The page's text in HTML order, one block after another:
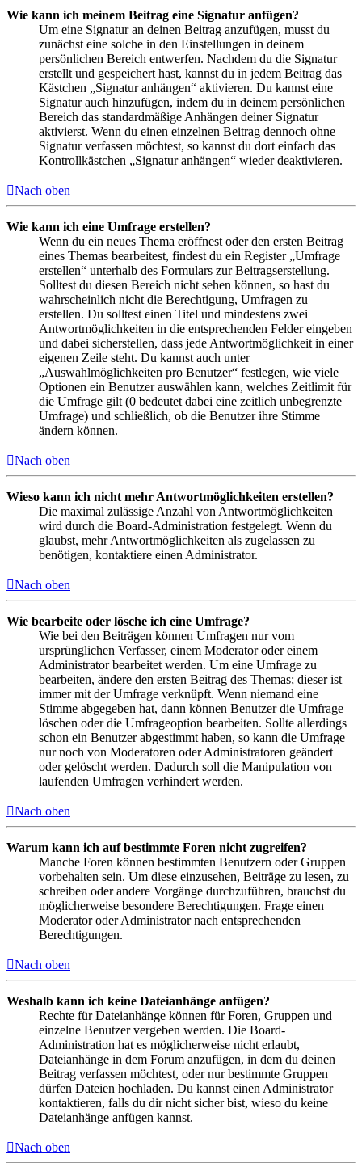
Wie kann ich meinem Beitrag eine Signatur anfügen?
Um eine Signatur an deinen Beitrag anzufügen, musst du
zunächst eine solche in den Einstellungen in deinem
persönlichen Bereich entwerfen. Nachdem du die Signatur
erstellt und gespeichert hast, kannst du in jedem Beitrag das
Kästchen „Signatur anhängen“ aktivieren. Du kannst eine
Signatur auch hinzufügen, indem du in deinem persönlichen
Bereich das standardmäßige Anhängen deiner Signatur
aktivierst. Wenn du einen einzelnen Beitrag dennoch ohne
Signatur verfassen möchtest, so kannst du dort einfach das
Kontrollkästchen „Signatur anhängen“ wieder deaktivieren.
Nach oben
Wie kann ich eine Umfrage erstellen?
Wenn du ein neues Thema eröffnest oder den ersten Beitrag
eines Themas bearbeitest, findest du ein Register „Umfrage
erstellen“ unterhalb des Formulars zur Beitragserstellung.
Solltest du diesen Bereich nicht sehen können, so hast du
wahrscheinlich nicht die Berechtigung, Umfragen zu
erstellen. Du solltest einen Titel und mindestens zwei
Antwortmöglichkeiten in die entsprechenden Felder eingeben
und dabei sicherstellen, dass jede Antwortmöglichkeit in einer
eigenen Zeile steht. Du kannst auch unter
„Auswahlmöglichkeiten pro Benutzer“ festlegen, wie viele
Optionen ein Benutzer auswählen kann, welches Zeitlimit für
die Umfrage gilt (0 bedeutet dabei eine zeitlich unbegrenzte
Umfrage) und schließlich, ob die Benutzer ihre Stimme
ändern können.
Nach oben
Wieso kann ich nicht mehr Antwortmöglichkeiten erstellen?
Die maximal zulässige Anzahl von Antwortmöglichkeiten
wird durch die Board-Administration festgelegt. Wenn du
glaubst, mehr Antwortmöglichkeiten als zugelassen zu
benötigen, kontaktiere einen Administrator.
Nach oben
Wie bearbeite oder lösche ich eine Umfrage?
Wie bei den Beiträgen können Umfragen nur vom
ursprünglichen Verfasser, einem Moderator oder einem
Administrator bearbeitet werden. Um eine Umfrage zu
bearbeiten, ändere den ersten Beitrag des Themas; dieser ist
immer mit der Umfrage verknüpft. Wenn niemand eine
Stimme abgegeben hat, dann können Benutzer die Umfrage
löschen oder die Umfrageoption bearbeiten. Sollte allerdings
schon ein Benutzer abgestimmt haben, so kann die Umfrage
nur noch von Moderatoren oder Administratoren geändert
oder gelöscht werden. Dadurch soll die Manipulation von
laufenden Umfragen verhindert werden.
Nach oben
Warum kann ich auf bestimmte Foren nicht zugreifen?
Manche Foren können bestimmten Benutzern oder Gruppen
vorbehalten sein. Um diese einzusehen, Beiträge zu lesen, zu
schreiben oder andere Vorgänge durchzuführen, brauchst du
möglicherweise besondere Berechtigungen. Frage einen
Moderator oder Administrator nach entsprechenden
Berechtigungen.
Nach oben
Weshalb kann ich keine Dateianhänge anfügen?
Rechte für Dateianhänge können für Foren, Gruppen und
einzelne Benutzer vergeben werden. Die Board-
Administration hat es möglicherweise nicht erlaubt,
Dateianhänge in dem Forum anzufügen, in dem du deinen
Beitrag verfassen möchtest, oder nur bestimmte Gruppen
dürfen Dateien hochladen. Du kannst einen Administrator
kontaktieren, falls du dir nicht sicher bist, wieso du keine
Dateianhänge anfügen kannst.
Nach oben